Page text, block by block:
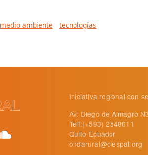
medio ambiente tecnologías
Iniciativa regional con
Av. Diego de Almagro
Telf:(+593) 2548011
Quito-Ecuador
ondarural@ciespal.org